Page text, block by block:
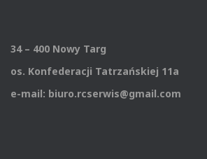
34 – 400 Nowy Targ
os. Konfederacji Tatrzańskiej 11a
e-mail: biuro.rcserwis@gmail.com